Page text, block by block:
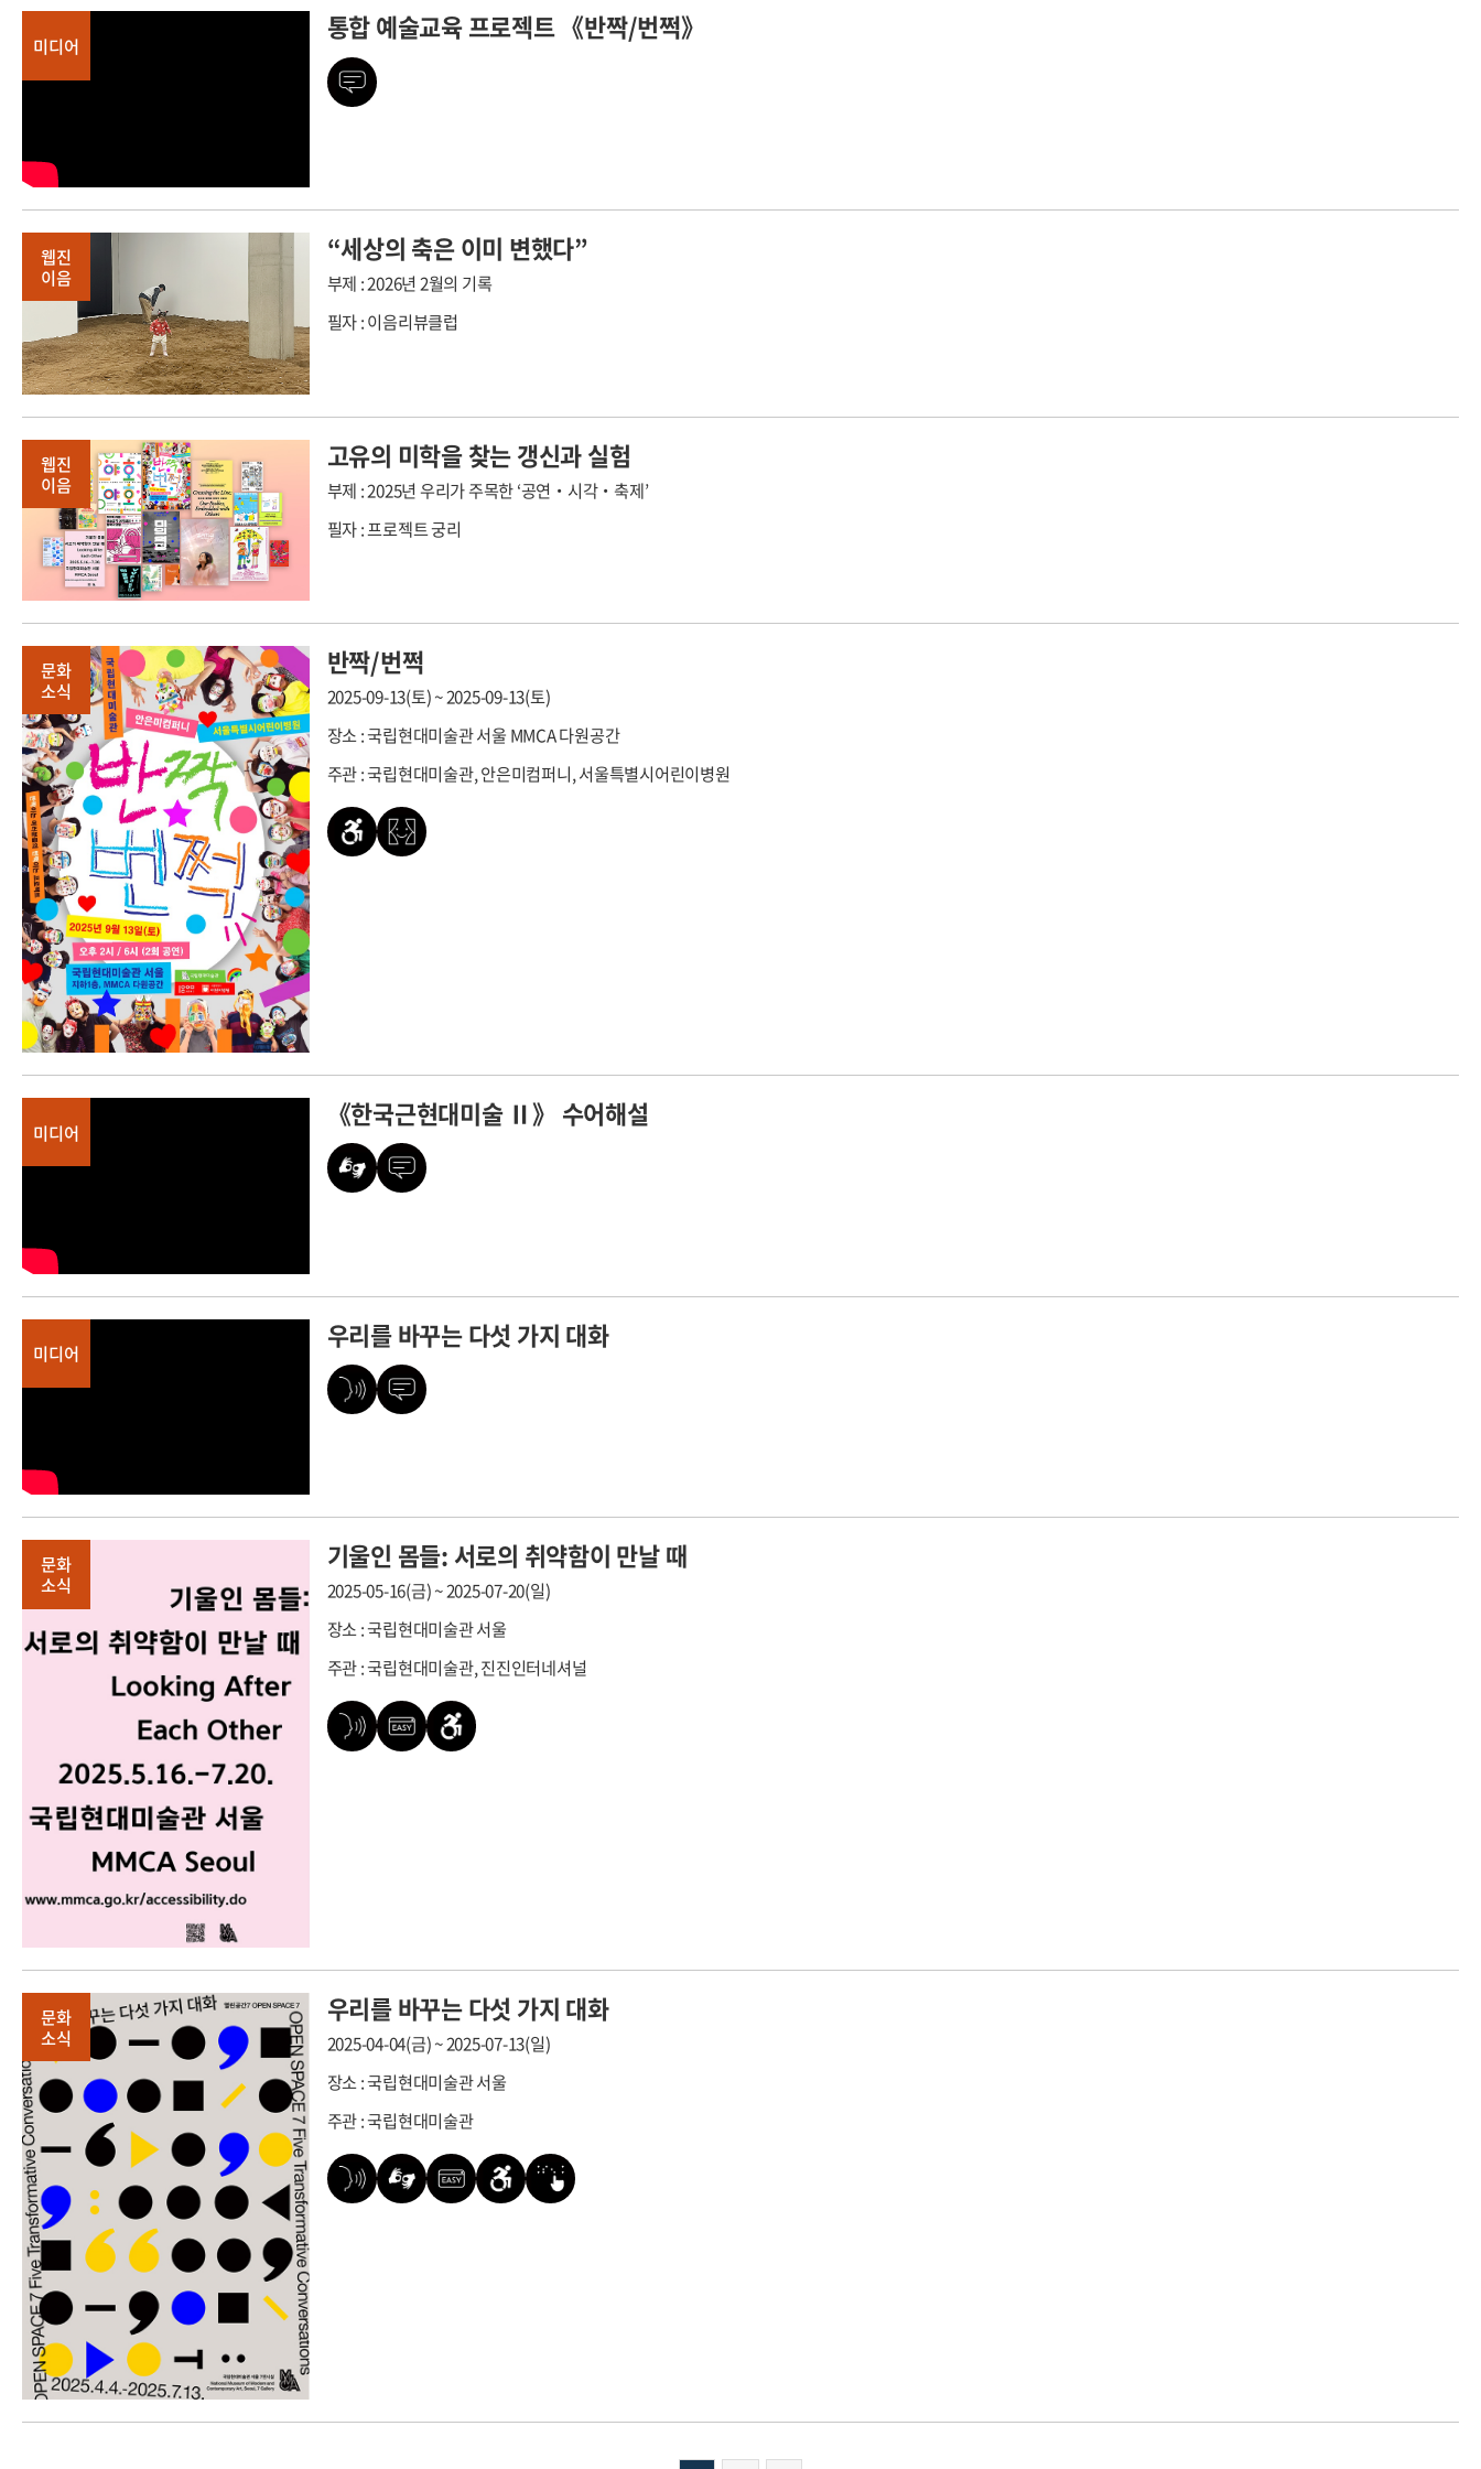
미디어
통합 예술교육 프로젝트 《반짝/번쩍》
웹진
이음
“세상의 축은 이미 변했다”
부제 : 2026년 2월의 기록
필자 : 이음리뷰클럽
웹진
이음
고유의 미학을 찾는 갱신과 실험
부제 : 2025년 우리가 주목한 ‘공연‧시각‧축제’
필자 : 프로젝트 궁리
문화
소식
반짝/번쩍
2025-09-13(토) ~ 2025-09-13(토)
장소 : 국립현대미술관 서울 MMCA 다원공간
주관 : 국립현대미술관, 안은미컴퍼니, 서울특별시어린이병원
미디어
《한국근현대미술 Ⅱ》 수어해설
미디어
우리를 바꾸는 다섯 가지 대화
문화
소식
기울인 몸들: 서로의 취약함이 만날 때
2025-05-16(금) ~ 2025-07-20(일)
장소 : 국립현대미술관 서울
주관 : 국립현대미술관, 진진인터네셔널
문화
소식
우리를 바꾸는 다섯 가지 대화
2025-04-04(금) ~ 2025-07-13(일)
장소 : 국립현대미술관 서울
주관 : 국립현대미술관